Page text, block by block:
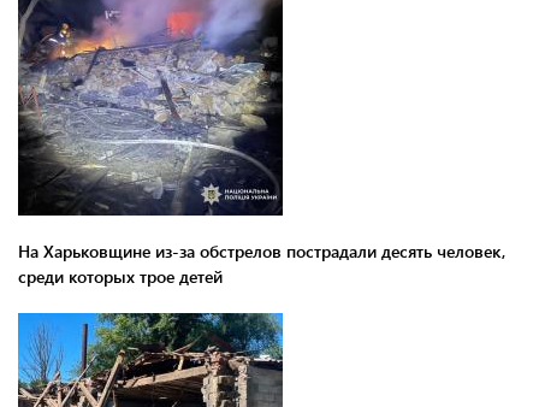
На Харьковщине из-за обстрелов пострадали десять человек,
среди которых трое детей